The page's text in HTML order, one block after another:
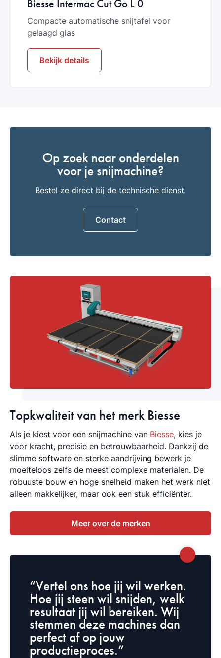
Biesse Intermac Cut Go L 0
Compacte automatische snijtafel voor
gelaagd glas
Bekijk details
Op zoek naar onderdelen
voor je snijmachine?
Bestel ze direct bij de technische dienst.
Contact
Topkwaliteit van het merk Biesse
Als je kiest voor een snijmachine van Biesse, kies je
voor kracht, precisie en betrouwbaarheid. Dankzij de
slimme software en sterke aandrijving bewerk je
moeiteloos zelfs de meest complexe materialen. De
robuuste bouw en hoge snelheid maken het werk niet
alleen makkelijker, maar ook een stuk efficiënter.
Meer over de merken
“Vertel ons hoe jij wil werken.
Hoe jij steen wil snijden, welk
resultaat jij wil bereiken. Wij
stemmen deze machines dan
perfect af op jouw
productieproces.”